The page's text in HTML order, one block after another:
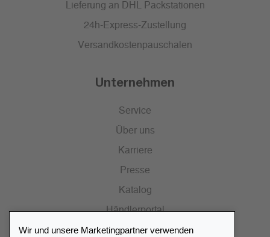
Lieferung an DHL Packstationen
24h-Express-Zustellung
Versandkostenpauschalen
Unternehmen
Service
Über uns
Karriere
Presse
Katalog
Händlerportal
Wir und unsere Marketingpartner verwenden